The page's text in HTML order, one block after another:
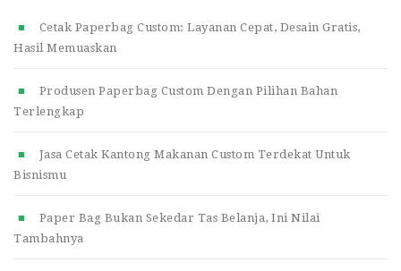
Cetak Paperbag Custom: Layanan Cepat, Desain Gratis,
Hasil Memuaskan
Produsen Paperbag Custom Dengan Pilihan Bahan
Terlengkap
Jasa Cetak Kantong Makanan Custom Terdekat Untuk
Bisnismu
Paper Bag Bukan Sekedar Tas Belanja, Ini Nilai
Tambahnya